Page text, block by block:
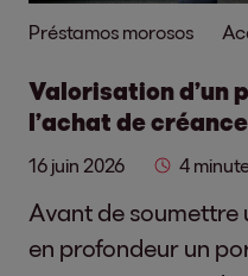
Préstamos morosos
Valorisation d’un
l’achat de
16 juin 2026 4
Avant de soumettre
en profondeur un